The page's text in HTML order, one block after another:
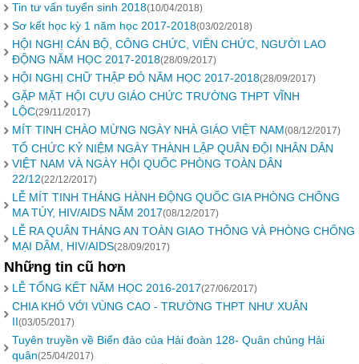
Tin tư vấn tuyển sinh 2018(10/04/2018)
Sơ kết học kỳ 1 năm học 2017-2018(03/02/2018)
HỘI NGHỊ CÁN BỘ, CÔNG CHỨC, VIÊN CHỨC, NGƯỜI LAO
ĐỘNG NĂM HỌC 2017-2018(28/09/2017)
HỘI NGHỊ CHỮ THẬP ĐỎ NĂM HỌC 2017-2018(28/09/2017)
GẶP MẶT HỘI CỰU GIÁO CHỨC TRƯỜNG THPT VĨNH
LỘC(29/11/2017)
MÍT TINH CHÀO MỪNG NGÀY NHÀ GIÁO VIỆT NAM(08/12/2017)
TỔ CHỨC KỶ NIỆM NGÀY THÀNH LẬP QUÂN ĐỘI NHÂN DÂN
VIỆT NAM VÀ NGÀY HỘI QUỐC PHÒNG TOÀN DÂN
22/12(22/12/2017)
LỄ MÍT TINH THÁNG HÀNH ĐỘNG QUỐC GIA PHÒNG CHỐNG
MA TÚY, HIV/AIDS NĂM 2017(08/12/2017)
LỄ RA QUÂN THÁNG AN TOÀN GIAO THÔNG VÀ PHÒNG CHỐNG
MẠI DÂM, HIV/AIDS(28/09/2017)
Những tin cũ hơn
LỄ TỔNG KẾT NĂM HỌC 2016-2017(27/06/2017)
CHIA KHÓ VỚI VÙNG CAO - TRƯỜNG THPT NHƯ XUÂN
II(03/05/2017)
Tuyên truyền về Biển đảo của Hải đoàn 128- Quân chủng Hải
quân(25/04/2017)